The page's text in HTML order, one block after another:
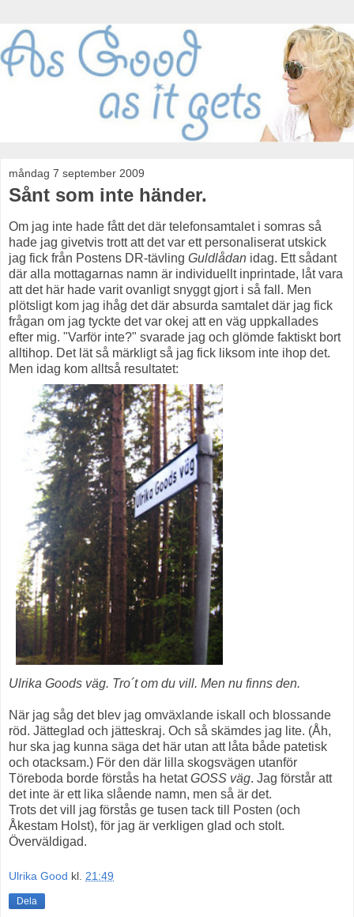
måndag 7 september 2009
Sånt som inte händer.
Om jag inte hade fått det där telefonsamtalet i somras så
hade jag givetvis trott att det var ett personaliserat utskick
jag fick från Postens DR-tävling Guldlådan idag. Ett sådant
där alla mottagarnas namn är individuellt inprintade, låt vara
att det här hade varit ovanligt snyggt gjort i så fall. Men
plötsligt kom jag ihåg det där absurda samtalet där jag fick
frågan om jag tyckte det var okej att en väg uppkallades
efter mig. "Varför inte?" svarade jag och glömde faktiskt bort
alltihop. Det lät så märkligt så jag fick liksom inte ihop det.
Men idag kom alltså resultatet:
Ulrika Goods väg. Tro´t om du vill. Men nu finns den.
När jag såg det blev jag omväxlande iskall och blossande
röd. Jätteglad och jätteskraj. Och så skämdes jag lite. (Åh,
hur ska jag kunna säga det här utan att låta både patetisk
och otacksam.) För den där lilla skogsvägen utanför
Töreboda borde förstås ha hetatGOSS väg. Jag förstår att
det inte är ett lika slående namn, men så är det.
Trots det vill jag förstås ge tusen tack till Posten (och
Åkestam Holst), för jag är verkligen glad och stolt.
Överväldigad.
Ulrika Good kl. 21:49
Dela